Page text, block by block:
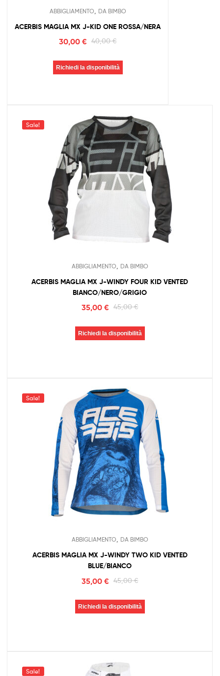
ABBIGLIAMENTO DA BIMBO
ACERBIS MAGLIA MX J-KID ONE ROSSA/NERA
40,00€
30,00 €
Richiedi la disponibilità
Sale!
ABBIGLIAMENTO DA BIMBO
ACERBIS MAGLIA MX J-WINDY FOUR KID VENTED
BIANCO/NERO/GRIGIO
45,00€
35,00 €
Richiedi la disponibilità
Sale!
ABBIGLIAMENTO DA BIMBO
ACERBIS MAGLIA MX J-WINDY TWO KID VENTED
BLUE/BIANCO
45,00€
35,00 €
Richiedi la disponibilità
Sale!